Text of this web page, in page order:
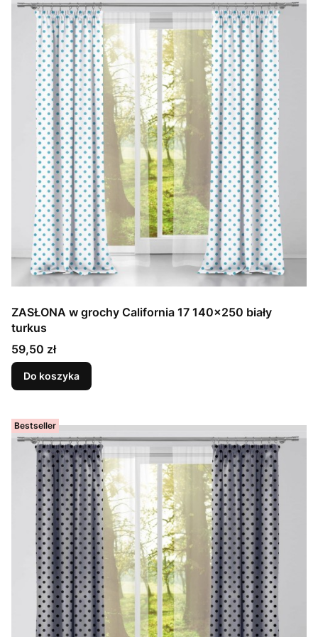
ZASŁONA w grochy California 17 140x250 biały
turkus
Cena
59,50 zł
Do koszyka
Bestseller